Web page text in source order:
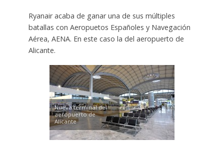
Ryanair acaba de ganar una de sus múltiples
batallas con Aeropuetos Españoles y Navegación
Aérea, AENA. En este caso la del aeropuerto de
Alicante.
Nueva terminal del
aeropuerto de
Alicante